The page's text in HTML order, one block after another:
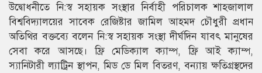
উদ্বোধনীতে নি:স্ব সহায়ক সংস্থার নির্বাহী পরিচালক শাহজালাল
বিশ্ববিদ্যালয়ের সাবেক রেজিষ্টার জামিল আহমদ চৌধুরী প্রধান
অতিথির বক্তব্যে বলেন নি:স্ব সহায়ক সংস্থা দীর্ঘদিন যাবৎ মানুষের
সেবা করে আসছে। ফ্রি মেডিক্যাল ক্যাম্প, ফ্রি আই ক্যাম্প,
স্যানিটারী ল্যাট্রিন স্থাপন, মিড ডে মিল বিতরণ, বন্যায় ক্ষতিগ্রস্থদের